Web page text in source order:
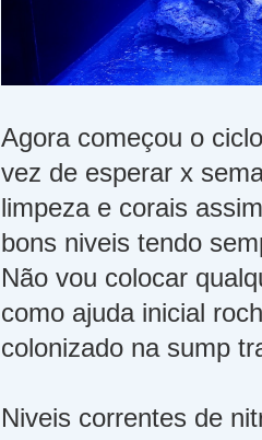
Agora começou o
vez de esperar x
limpeza e corais
bons niveis tendo
Não vou colocar
como ajuda inicial
colonizado na sump
Niveis correntes de